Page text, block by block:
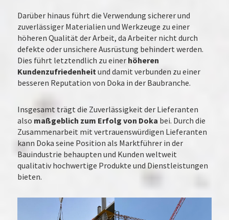
Darüber hinaus führt die Verwendung sicherer und
zuverlässiger Materialien und Werkzeuge zu einer
höheren Qualität der Arbeit, da Arbeiter nicht durch
defekte oder unsichere Ausrüstung behindert werden.
Dies führt letztendlich zu einer höheren
Kundenzufriedenheitund damit verbunden zu einer
besseren Reputation von Doka in der Baubranche.
Insgesamt trägt die Zuverlässigkeit der Lieferanten
also maßgeblich zum Erfolg von Doka bei. Durch die
Zusammenarbeit mit vertrauenswürdigen Lieferanten
kann Doka seine Position als Marktführer in der
Bauindustrie behaupten und Kunden weltweit
qualitativ hochwertige Produkte und Dienstleistungen
bieten.